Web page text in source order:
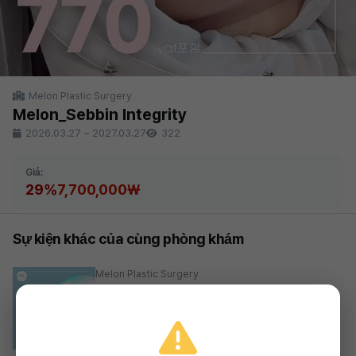
Melon Plastic Surgery
Melon_Sebbin Integrity
2026.03.27 ~ 2027.03.27 322
Giá:
29%7,700,000₩
Sự kiện khác của cùng phòng khám
Melon Plastic Surgery
Melon_Mentor Xtra FRESH
2026.03.27 ~ 2027.03.27